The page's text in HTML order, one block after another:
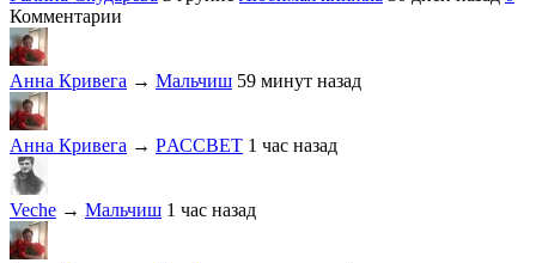
Комментарии
Анна Кривега → Мальчиш 59 минут назад
Анна Кривега → PАССВЕТ 1 час назад
Veche → Мальчиш 1 час назад